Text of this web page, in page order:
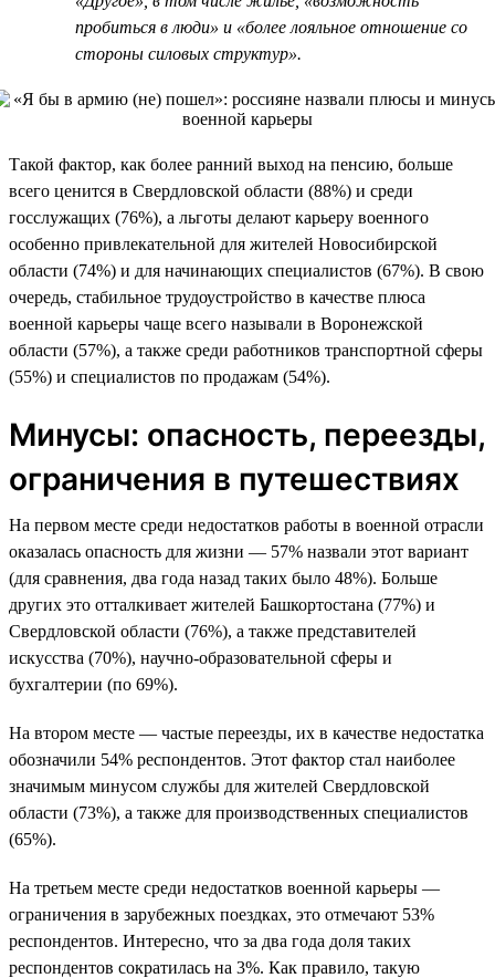
пробиться в люди» и «более лояльное отношение со
стороны силовых структур».
Такой фактор, как более ранний выход на пенсию, больше
всего ценится в Свердловской области (88%) и среди
госслужащих (76%), а льготы делают карьеру военного
особенно привлекательной для жителей Новосибирской
области (74%) и для начинающих специалистов (67%). В свою
очередь, стабильное трудоустройство в качестве плюса
военной карьеры чаще всего называли в Воронежской
области (57%), а также среди работников транспортной сферы
(55%) и специалистов по продажам (54%).
Минусы: опасность, переезды,
ограничения в путешествиях
На первом месте среди недостатков работы в военной отрасли
оказалась опасность для жизни — 57% назвали этот вариант
(для сравнения, два года назад таких было 48%). Больше
других это отталкивает жителей Башкортостана (77%) и
Свердловской области (76%), а также представителей
искусства (70%), научно-образовательной сферы и
бухгалтерии (по 69%).
На втором месте — частые переезды, их в качестве недостатка
обозначили 54% респондентов. Этот фактор стал наиболее
значимым минусом службы для жителей Свердловской
области (73%), а также для производственных специалистов
(65%).
На третьем месте среди недостатков военной карьеры —
ограничения в зарубежных поездках, это отмечают 53%
респондентов. Интересно, что за два года доля таких
респондентов сократилась на 3%. Как правило, такую